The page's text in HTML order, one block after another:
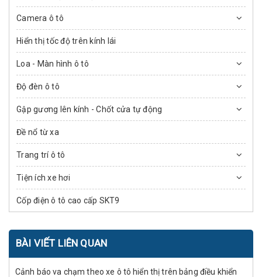
Camera ô tô
Hiển thị tốc độ trên kính lái
Loa - Màn hình ô tô
Độ đèn ô tô
Gập gương lên kính - Chốt cửa tự động
Đề nổ từ xa
Trang trí ô tô
Tiện ích xe hơi
Cốp điện ô tô cao cấp SKT9
BÀI VIẾT LIÊN QUAN
Cảnh báo va chạm theo xe ô tô hiển thị trên bảng điều khiển